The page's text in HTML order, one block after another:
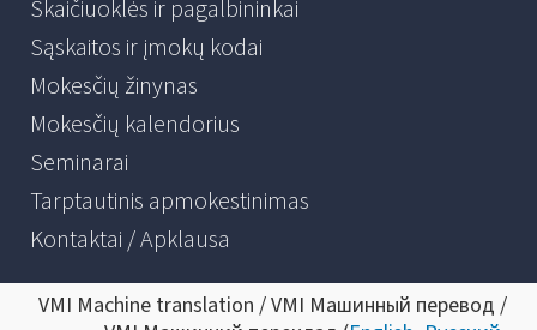
Skaičiuoklės ir pagalbininkai
Sąskaitos ir įmokų kodai
Mokesčių žinynas
Mokesčių kalendorius
Seminarai
Tarptautinis apmokestinimas
Kontaktai / Apklausa
VMI Machine translation / VMI Машинный перевод /